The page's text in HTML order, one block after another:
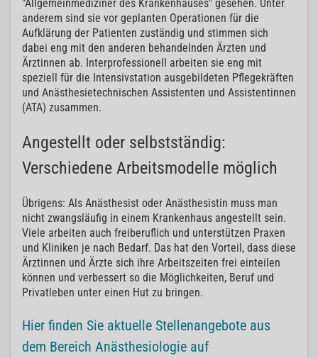
"Allgemeinmediziner des Krankenhauses" gesehen. Unter
anderem sind sie vor geplanten Operationen für die
Aufklärung der Patienten zuständig und stimmen sich
dabei eng mit den anderen behandelnden Ärzten und
Ärztinnen ab. Interprofessionell arbeiten sie eng mit
speziell für die Intensivstation ausgebildeten Pflegekräften
und Anästhesietechnischen Assistenten und Assistentinnen
(ATA) zusammen.
Angestellt oder selbstständig:
Verschiedene Arbeitsmodelle möglich
Übrigens: Als Anästhesist oder Anästhesistin muss man
nicht zwangsläufig in einem Krankenhaus angestellt sein.
Viele arbeiten auch freiberuflich und unterstützen Praxen
und Kliniken je nach Bedarf. Das hat den Vorteil, dass diese
Ärztinnen und Ärzte sich ihre Arbeitszeiten frei einteilen
können und verbessert so die Möglichkeiten, Beruf und
Privatleben unter einen Hut zu bringen.
Hier finden Sie aktuelle Stellenangebote aus
dem Bereich Anästhesiologie auf